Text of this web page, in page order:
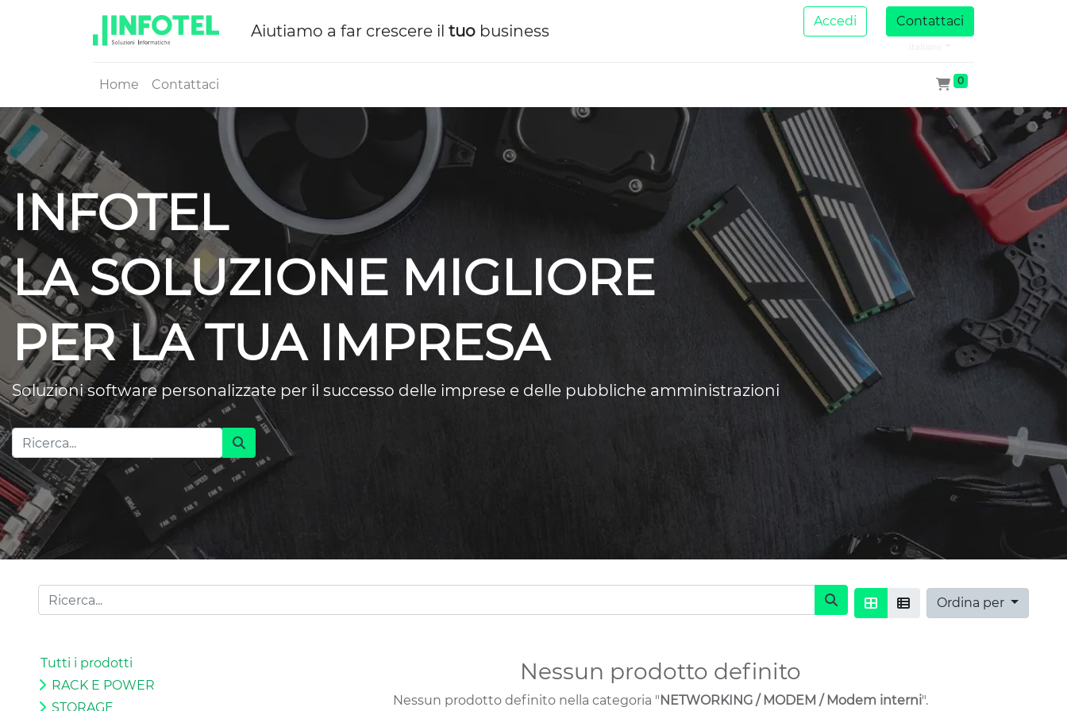
Aiutiamo a far crescere il tuo business
Accedi Contattaci
Home Contattaci 0
INFOTEL
LA SOLUZIONE MIGLIORE
PER LA TUA IMPRESA
Soluzioni software personalizzate per il successo delle imprese e delle pubbliche amministrazioni
Ordina per
Tutti i prodotti
RACK E POWER
STORAGE
Nessun prodotto definito
Nessun prodotto definito nella categoria "NETWORKING / MODEM / Modem interni".